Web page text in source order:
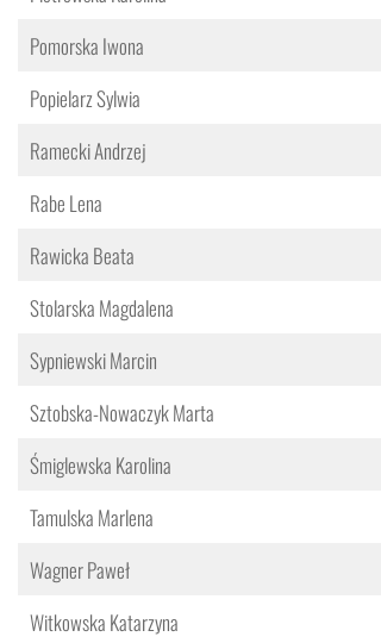
Pomorska Iwona
Popielarz Sylwia
Ramecki Andrzej
Rabe Lena
Rawicka Beata
Stolarska Magdalena
Sypniewski Marcin
Sztobska-Nowaczyk Marta
Śmiglewska Karolina
Tamulska Marlena
Wagner Paweł
Witkowska Katarzyna